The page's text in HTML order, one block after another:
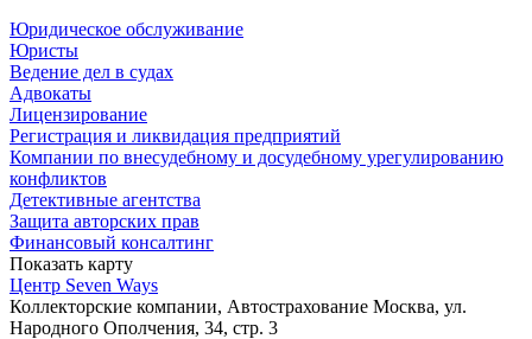
Юридическое обслуживание
Юристы
Ведение дел в судах
Адвокаты
Лицензирование
Регистрация и ликвидация предприятий
Компании по внесудебному и досудебному урегулированию
конфликтов
Детективные агентства
Защита авторских прав
Финансовый консалтинг
Показать карту
Центр Seven Ways
Коллекторские компании, Автострахование Москва, ул.
Народного Ополчения, 34, стр. 3